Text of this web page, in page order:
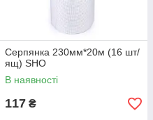
Серпянка 230мм*20м (16 шт/
ящ) SHO
В наявності
117 ₴